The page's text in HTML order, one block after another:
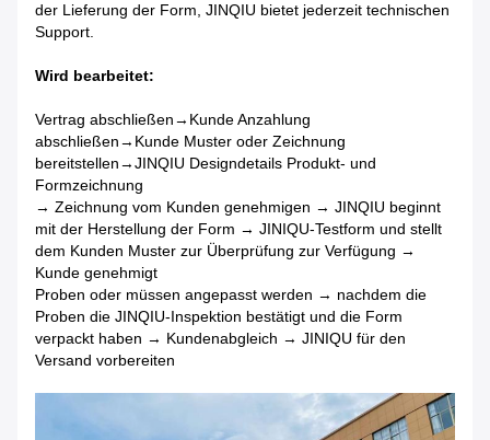
der Lieferung der Form, JINQIU bietet jederzeit technischen
Support.
Wird bearbeitet:
Vertrag abschließen→Kunde Anzahlung
abschließen→Kunde Muster oder Zeichnung
bereitstellen→JINQIU Designdetails Produkt- und
Formzeichnung
→ Zeichnung vom Kunden genehmigen → JINQIU beginnt
mit der Herstellung der Form → JINIQU-Testform und stellt
dem Kunden Muster zur Überprüfung zur Verfügung →
Kunde genehmigt
Proben oder müssen angepasst werden → nachdem die
Proben die JINQIU-Inspektion bestätigt und die Form
verpackt haben → Kundenabgleich → JINIQU für den
Versand vorbereiten